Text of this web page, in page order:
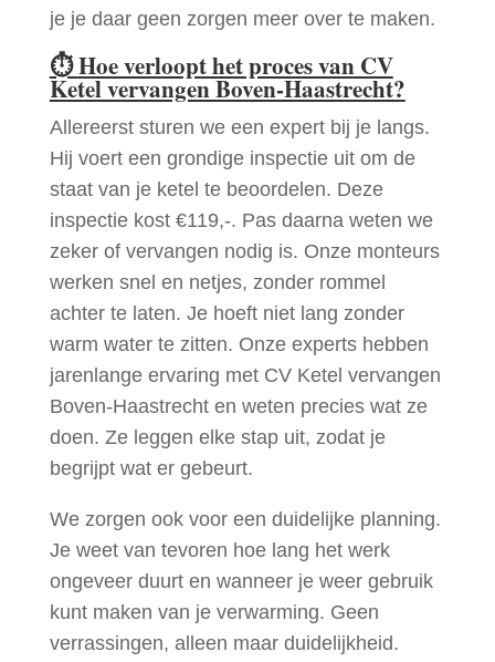
je je daar geen zorgen meer over te maken.
⏱Hoe verloopt het proces van CV
Ketel vervangen Boven-Haastrecht?
Allereerst sturen we een expert bij je langs.
Hij voert een grondige inspectie uit om de
staat van je ketel te beoordelen. Deze
inspectie kost €119,-. Pas daarna weten we
zeker of vervangen nodig is. Onze monteurs
werken snel en netjes, zonder rommel
achter te laten. Je hoeft niet lang zonder
warm water te zitten. Onze experts hebben
jarenlange ervaring met CV Ketel vervangen
Boven-Haastrecht en weten precies wat ze
doen. Ze leggen elke stap uit, zodat je
begrijpt wat er gebeurt.
We zorgen ook voor een duidelijke planning.
Je weet van tevoren hoe lang het werk
ongeveer duurt en wanneer je weer gebruik
kunt maken van je verwarming. Geen
verrassingen, alleen maar duidelijkheid.